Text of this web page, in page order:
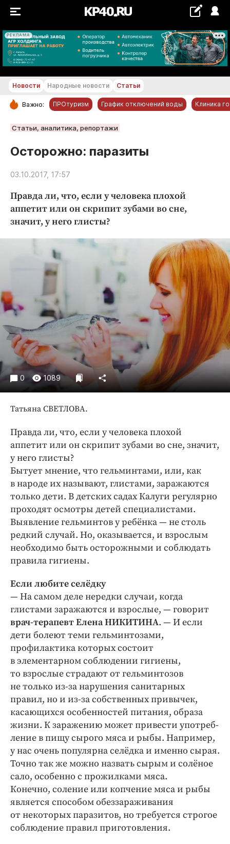
РЕКЛАМА
+22...+23 °С
РУБРИКИ
Новости компаний
Статьи
Авто и транспорт
Благоустройство
Криминал
Культура
Недвижимость и ЖКХ
Общество
Погода
Праздники
Происшествия
Спорт
Экономика и бизнес
Издания
Медиаперсона
Интересное чтиво
Клиника года
Бренд года
Работодатель года
Новости Народные новости Статьи
Важно: ПРОтуризм График отключений воды Клиника
Статьи, аналитика, репортажи
Осторожно: паразиты
03.10.2017, 17:57
Правда ли, что, если у человека плохой
аппетит или он скрипит зубами во сне,
значит, у него глисты?
0 1089
Татьяна СВЕТЛОВА.
Правда ли, что, если у человека плохой
аппетит или он скрипит зубами во сне, значит,
у него глисты?
Бытует мнение, что гельминтами, или, как
в народе их называют, глистами, заражаются
только дети. В детских садах Калуги регулярно
проходят осмотры детей специалистами.
Выявление гельминтов у ребёнка — не столь
редкий случай. Но, оказывается, и взрослым
необходимо быть осторожными и соблюдать
правила гигиены.
Если любите селёдку
— На самом деле нередки случаи, когда
глистами заражаются и взрослые, — говорит
врач-терапевт Елена НИКИТИНА. — И если
дети болеют теми гельминтозами,
профилактика которых состоит
в элементарном соблюдении гигиены,
то взрослые страдают от гельминтозов
не только из-за нарушения санитарных
правил, но и из-за собственных привычек,
касаю­щихся особенностей питания, образа
жизни. К заражению может привести употреб­
ление в пищу сырого мяса и рыбы. Например,
у нас очень популярна селёдка и именно сырая.
Точно так же можно назвать сырым и солёное
сало, особенно с прожилками мяса.
Конечно, соление или копчение мяса и рыбы
является способом обеззараживания
от некоторых паразитов, но требуется строгое
соблюдение правил приготовления.